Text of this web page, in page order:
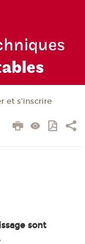
et s'inscrire
sont